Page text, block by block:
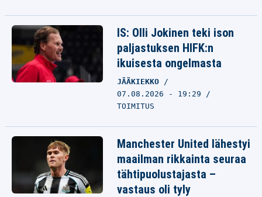
IS: Olli Jokinen teki ison
paljastuksen HIFK:n
ikuisesta ongelmasta
JÄÄKIEKKO
07.08.2026 - 19:29
TOIMITUS
Manchester United lähestyi
maailman rikkainta seuraa
tähtipuolustajasta –
vastaus oli tyly